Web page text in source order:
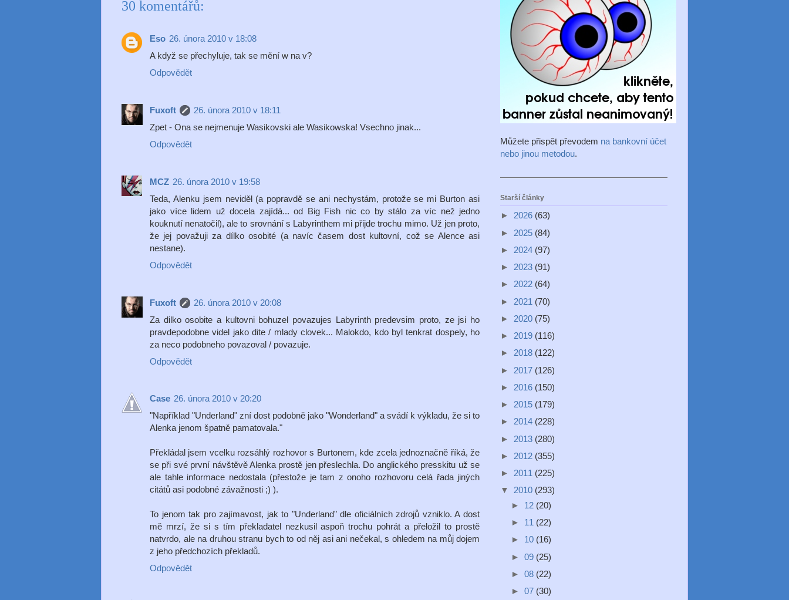
30 komentářů:
Eso 26. února 2010 v 18:08
A když se přechyluje, tak se mění w na v?
Odpovědět
Fuxoft
26. února 2010 v 18:11
Zpet - Ona se nejmenuje Wasikovski ale Wasikowska! Vsechno jinak...
Odpovědět
MCZ 26. února 2010 v 19:58
Teda, Alenku jsem neviděl (a popravdě se ani nechystám, protože se mi Burton asi
jako více lidem už docela zajídá... od Big Fish nic co by stálo za víc než jedno
kouknutí nenatočil), ale to srovnání s Labyrinthem mi přijde trochu mimo. Už jen proto,
že jej považuji za dílko osobité (a navíc časem dost kultovní, což se Alence asi
nestane).
Odpovědět
Fuxoft
26. února 2010 v 20:08
Za dilko osobite a kultovni bohuzel povazujes Labyrinth predevsim proto, ze jsi ho
pravdepodobne videl jako dite / mlady clovek... Malokdo, kdo byl tenkrat dospely, ho
za neco podobneho povazoval / povazuje.
Odpovědět
Case 26. února 2010 v 20:20
"Například "Underland" zní dost podobně jako "Wonderland" a svádí k výkladu, že si to
Alenka jenom špatně pamatovala."
Překládal jsem vcelku rozsáhlý rozhovor s Burtonem, kde zcela jednoznačně říká, že
se při své první návštěvě Alenka prostě jen přeslechla. Do anglického presskitu už se
ale tahle informace nedostala (přestože je tam z onoho rozhovoru celá řada jiných
citátů asi podobné závažnosti ;) ).
To jenom tak pro zajímavost, jak to "Underland" dle oficiálních zdrojů vzniklo. A dost
mě mrzí, že si s tím překladatel nezkusil aspoň trochu pohrát a přeložil to prostě
natvrdo, ale na druhou stranu bych to od něj asi ani nečekal, s ohledem na můj dojem
z jeho předchozích překladů.
Odpovědět
Můžete přispět převodem na bankovní účet
nebo jinou metodou.
Starší články
► 2026 (63)
► 2025 (84)
► 2024 (97)
► 2023 (91)
► 2022 (64)
► 2021 (70)
► 2020 (75)
► 2019 (116)
► 2018 (122)
► 2017 (126)
► 2016 (150)
► 2015 (179)
► 2014 (228)
► 2013 (280)
► 2012 (355)
► 2011 (225)
▼ 2010 (293)
► 12 (20)
► 11 (22)
► 10 (16)
► 09 (25)
► 08 (22)
► 07 (30)